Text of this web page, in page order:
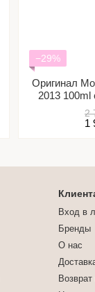
−29%
Оригинал
2013
2
1
Вход в
Бренды
О нас